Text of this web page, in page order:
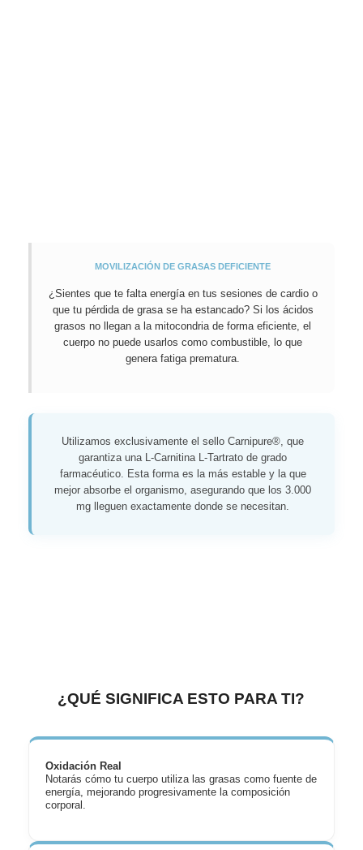
MOVILIZACIÓN DE GRASAS DEFICIENTE
¿Sientes que te falta energía en tus sesiones de cardio o
que tu pérdida de grasa se ha estancado? Si los ácidos
grasos no llegan a la mitocondria de forma eficiente, el
cuerpo no puede usarlos como combustible, lo que
genera fatiga prematura.
Utilizamos exclusivamente el sello Carnipure®, que
garantiza una L-Carnitina L-Tartrato de grado
farmacéutico. Esta forma es la más estable y la que
mejor absorbe el organismo, asegurando que los 3.000
mg lleguen exactamente donde se necesitan.
¿QUÉ SIGNIFICA ESTO PARA TI?
Oxidación Real
Notarás cómo tu cuerpo utiliza las grasas como fuente de
energía, mejorando progresivamente la composición
corporal.